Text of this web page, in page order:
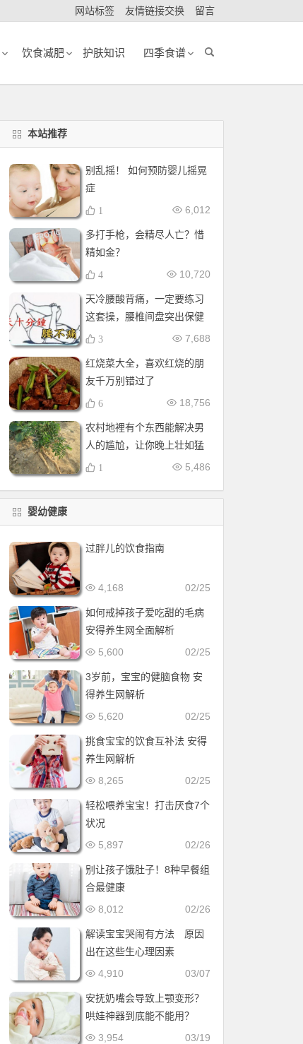
网站标签 友情链接交换 留言
饮食减肥 护肤知识 四季食谱
本站推荐
别乱摇！ 如何预防婴儿摇晃
症
6,012
1
多打手枪，会精尽人亡？惜
精如金？
10,720
4
天冷腰酸背痛，一定要练习
这套操，腰椎间盘突出保健
操，全套收好！每天十分钟
7,688
3
红烧菜大全，喜欢红烧的朋
友千万别错过了
18,756
6
农村地裡有个东西能解决男
人的尴尬，让你晚上壮如猛
牛床受不了
5,486
1
婴幼健康
过胖儿的饮食指南
02/25
4,168
如何戒掉孩子爱吃甜的毛病
安得养生网全面解析
02/25
5,600
3岁前，宝宝的健脑食物 安
得养生网解析
02/25
5,620
挑食宝宝的饮食互补法 安得
养生网解析
02/25
8,265
轻松喂养宝宝！打击厌食7个
状况
02/26
5,897
别让孩子饿肚子！8种早餐组
合最健康
02/26
8,012
解读宝宝哭闹有方法 原因
出在这些生心理因素
03/07
4,910
安抚奶嘴会导致上颚变形？
哄娃神器到底能不能用？
03/19
3,954